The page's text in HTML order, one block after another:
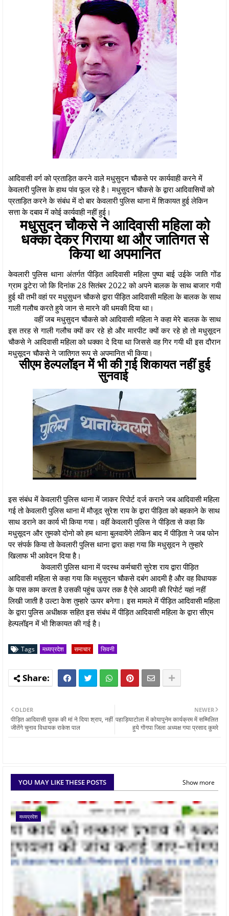
आदिवासी वर्ग को प्रताड़ित करने वाले मधुसुदन चौकसे पर कार्यवाही करने में
केवलारी पुलिस के हाथ पांव फूल रहे है। मधुसुदन चौकसे के द्वारा आदिवासियों को
प्रताड़ित करने के संबंध में दो बार केवलारी पुलिस थाना में शिकायत हुई लेकिन
सत्ता के दबाव में कोई कार्यवाही नहीं हुई।
मधुसुदन चौकसे ने आदिवासी महिला को
धक्का देकर गिराया था और जातिगत से
किया था अपमानित
केवलारी पुलिस थाना अंतर्गत पीड़ित आदिवासी महिला पुष्पा बाई उईके जाति गोंड
ग्राम ढुटेरा जो कि दिनांक 28 सितंबर 2022 को अपने बालक के साथ बाजार गयी
हुई थी तभी वहां पर मधुसुधन चौकसे द्वारा पीड़ित आदिवासी महिला के बालक के साथ
गाली गलौच करते हुये जान से मारने की धमकी दिया था।
वहीं जब मधुसुदन चौकसे को आदिवासी महिला ने कहा मेरे बालक के साथ
इस तरह से गाली गलौच क्यों कर रहे हो और मारपीट क्यों कर रहे हो तो मधुसूदन
चौकसे ने आदिवासी महिला को धक्का दे दिया था जिससे वह गिर गयी थी इस दौरान
मधुसूदन चौकसे ने जातिगत रूप से अपमानित भी किया।
सीएम हेल्पलॉइन में भी की गई शिकायत नहीं हुई
सुनवाई
इस संबंध में केवलारी पुलिस थाना में जाकर रिपोर्ट दर्ज कराने जब आदिवासी महिला
गई तो केवलारी पुलिस थाना में मौजूद सुरेश राय के द्वारा पीड़िता को बहकाने के साथ
साथ डराने का कार्य भी किया गया। वहीं केवलारी पुलिस ने पीड़िता से कहा कि
मधुसूदन और तुमको दोनो को हम थाना बुलवायेंगे लेकिन बाद में पीड़िता ने जब फोन
पर संपर्क किया तो केवलारी पुलिस थाना द्वारा कहा गया कि मधुसूदन ने तुम्हारे
खिलाफ भी आवेदन दिया है।
केवलारी पुलिस थाना में पदस्थ कर्मचारी सुरेश राय द्वारा पीड़ित
आदिवासी महिला से कहा गया कि मधुसुदन चौकसे दबंग आदमी है और वह विधायक
के पास काम करता है उसकी पहुंच ऊपर तक है ऐसे आदमी की रिपोर्ट यहां नहीं
लिखी जाती है उल्टा केश तुम्हारे ऊपर बनेगा। इस मामले में पीड़ित आदिवासी महिला
के द्वारा पुलिस अधीक्षक सहित इस संबंध में पीड़ित आदिवासी महिला के द्वारा सीएम
हेल्पलॉइन में भी शिकायत की गई है।
Tags मध्यप्रदेश समाचार सिवनी
NEWER
पहाड़ियाटोला में कोयापुनेम कार्यक्रम में सम्मिलित
हुये गोंगपा जिला अध्यक्ष गया प्रसाद कुमरे
OLDER
पीड़ित आदिवासी युवक की मां ने दिया श्राप, नहीं
जीतेंगे चुनाव विधायक राकेश पाल
YOU MAY LIKE THESE POSTS Show more
मध्यप्रदेश